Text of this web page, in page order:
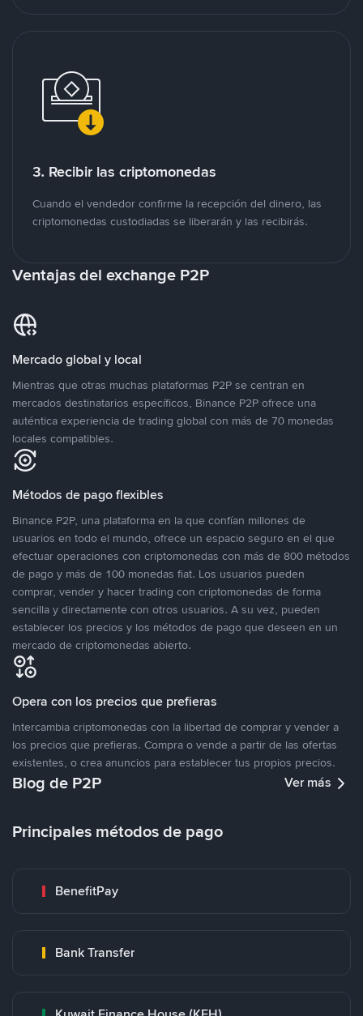
3. Recibir las criptomonedas
Cuando el vendedor confirme la recepción del dinero, las
criptomonedas custodiadas se liberarán y las recibirás.
Ventajas del exchange P2P
Mercado global y local
Mientras que otras muchas plataformas P2P se centran en
mercados destinatarios específicos, Binance P2P ofrece una
auténtica experiencia de trading global con más de 70 monedas
locales compatibles.
Métodos de pago flexibles
Binance P2P, una plataforma en la que confían millones de
usuarios en todo el mundo, ofrece un espacio seguro en el que
efectuar operaciones con criptomonedas con más de 800 métodos
de pago y más de 100 monedas fiat. Los usuarios pueden
comprar, vender y hacer trading con criptomonedas de forma
sencilla y directamente con otros usuarios. A su vez, pueden
establecer los precios y los métodos de pago que deseen en un
mercado de criptomonedas abierto.
Opera con los precios que prefieras
Intercambia criptomonedas con la libertad de comprar y vender a
los precios que prefieras. Compra o vende a partir de las ofertas
existentes, o crea anuncios para establecer tus propios precios.
Blog de P2P Ver más
Principales métodos de pago
BenefitPay
Bank Transfer